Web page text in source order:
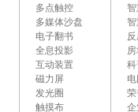
多点触控
多媒体沙盘
电子翻书
全息投影
互动装置
磁力屏
发光圈
触摸布